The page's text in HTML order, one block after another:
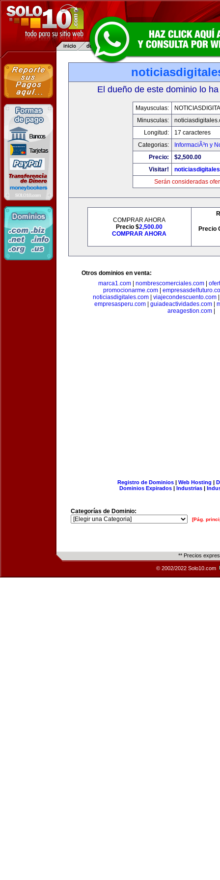
El dueño de este dominio lo
Mayusculas:
Minusculas:
Longitud:
17 caracteres
Categorias:
InformaciÃ³n y
Precio:
$2,500.00
Visitar!
Serán consideradas
COMPRAR AHORA
Precio $2,500.00
COMPRAR AHORA
Precio
Otros dominios en venta:
marca1.com| nombrescomerciales.com|
promocionarme.com|
noticiasdigitales.com| viajecondescuento.com
empresasperu.com| guiadeactividades.com|
areagestion.com|
Registro de Dominios| Web Hosting |
Dominios Expirados | Industrias |
Categorías de Dominio:
[Pág.
** Precios
© 2002/2022 Solo10.com